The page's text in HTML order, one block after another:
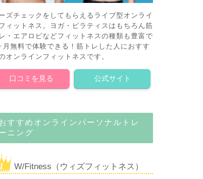
ズチェックをしてもらえるライブ型オンライ
ィットネス。ヨガ・ピラティスはもちろん筋
・エアロビなどフィットネスの種類も豊富で
月無料で体験できる！筋トレした人におすす
オンラインフィットネスです。
口コミを見る 公式サイト
すすめオンラインパーソナルトレ
ニング
W/Fitness（ウィズフィットネス）